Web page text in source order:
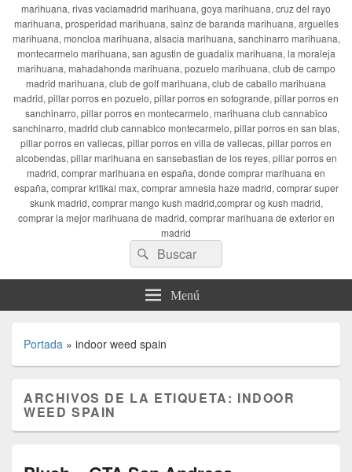
marihuana, rivas vaciamadrid marihuana, goya marihuana, cruz del rayo
marihuana, prosperidad marihuana, sainz de baranda marihuana, arguelles
marihuana, moncloa marihuana, alsacia marihuana, sanchinarro marihuana,
montecarmelo marihuana, san agustin de guadalix marihuana, la moraleja
marihuana, mahadahonda marihuana, pozuelo marihuana, club de campo
madrid marihuana, club de golf marihuana, club de caballo marihuana
madrid, pillar porros en pozuelo, pillar porros en sotogrande, pillar porros en
sanchinarro, pillar porros en montecarmelo, marihuana club cannabico
sanchinarro, madrid club cannabico montecarmelo, pillar porros en san blas,
pillar porros en vallecas, pillar porros en villa de vallecas, pillar porros en
alcobendas, pillar marihuana en sansebastian de los reyes, pillar porros en
madrid, comprar marihuana en españa, donde comprar marihuana en
españa, comprar kritikal max, comprar amnesia haze madrid, comprar super
skunk madrid, comprar mango kush madrid,comprar og kush madrid,
comprar la mejor marihuana de madrid, comprar marihuana de exterior en
madrid
Buscar
por:
Buscar
Menú
Portada » indoor weed spain
ARCHIVOS DE LA ETIQUETA: INDOOR
WEED SPAIN